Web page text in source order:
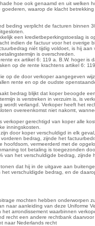
hoe ook genaamd en uit welken
waarop de klacht
beding verplicht de facturen binnen
een kredietbeperkingstoeslag is
indien de factuur voor het overige
niét tijdig voldoet, is hij
is overschreden.
ex artikel 6: 119 a. B.W. hoger
op de rente krachtens artikel 6:
op de door verkoper aangegeven
rente en op de oudste
bedrag blijkt dat koper beoogde
is verstreken in verzuim is, is
wordt verlangd. Verkoper heeft het
overeenkomst niet nakomt,
verkoper gerechtigd van koper alle
inningskosten.
door koper verschuldigd in elk
bedrag, zijnde het
hoofdsom, vermeerderd met de
tot betaling is toegezonden
van het verschuldigde bedrag,
dat hij in de uitgave aan
verschuldigde bedrag, en de
mochten hebben onderworpen
naar aanleiding van deze Uniforme
arrondissement waarbinnen
recht een andere rechtbank
naar Nederlands recht